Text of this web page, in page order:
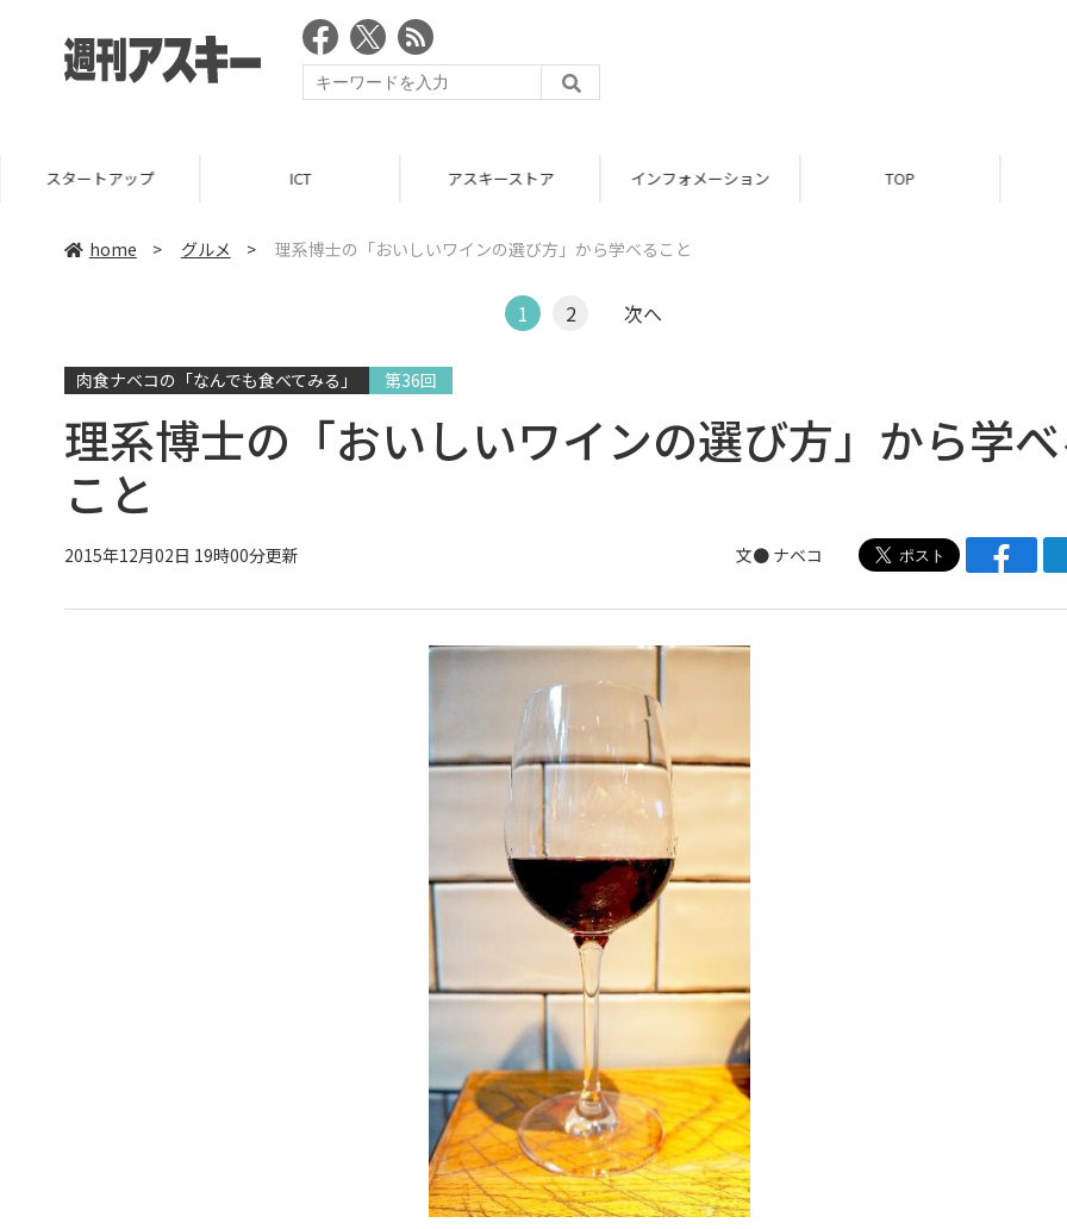
スタートアップ ICT アスキーストア インフォメーション TOP
home > グルメ > 理系博士の「おいしいワインの選び方」から学べること
1 2 次へ
肉食ナベコの「なんでも食べてみる」 第36回
理系博士の「おいしいワインの選び方」から学
こと
2015年12月02日 19時00分更新 文● ナベコ